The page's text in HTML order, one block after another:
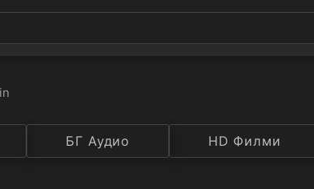
Рейтинг
БГ Аудио HD Филми